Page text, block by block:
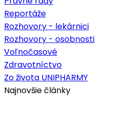
Reportáže
Rozhovory - lekárnici
Rozhovory - osobnosti
Voľnočasové
Zdravotníctvo
Zo života UNIPHARMY
Najnovšie články